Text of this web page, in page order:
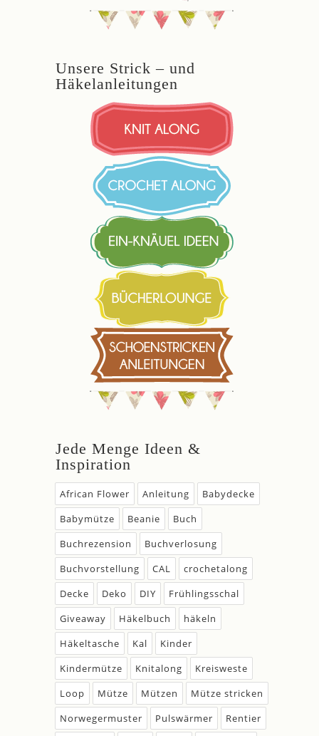
Unsere Strick – und
Häkelanleitungen
Jede Menge Ideen &
Inspiration
African Flower Anleitung
Babydecke
Babymütze
Beanie
Buch
Buchrezension
Buchverlosung
Buchvorstellung
CAL
crochetalong
Decke
Deko DIY
Frühlingsschal
Giveaway
Häkelbuch
häkeln
Häkeltasche
Kal
Kinder
Kindermütze
Knitalong
Kreisweste
Loop
Mütze Mützen
Mütze stricken
Norwegermuster
Pulswärmer
Rentier